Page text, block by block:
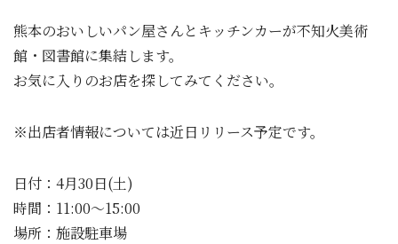
熊本のおいしいパン屋さんとキッチンカーが不知火美術
館・図書館に集結します。
お気に入りのお店を探してみてください。
※出店者情報については近日リリース予定です。
日付：4月30日(土)
時間：11:00～15:00
場所：施設駐車場